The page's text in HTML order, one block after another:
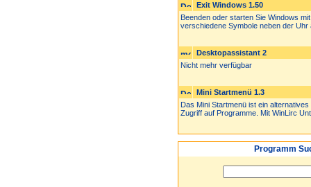
Exit Windows 1.50
Beenden oder starten Sie Windows
verschiedene Symbole neben der Uhr
Desktopassistant 2
Nicht mehr verfügbar
Mini Startmenü 1.3
Das Mini Startmenü ist ein
Zugriff auf Programme. Mit WinLirc
Programm